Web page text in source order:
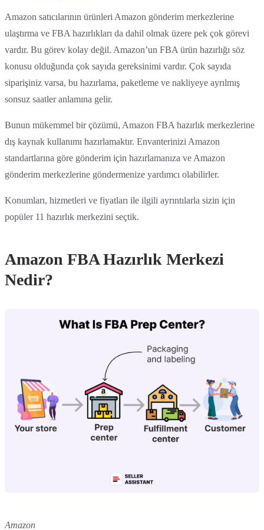
Amazon satıcılarının ürünleri Amazon gönderim merkezlerine
ulaştırma ve FBA hazırlıkları da dahil olmak üzere pek çok görevi
vardır. Bu görev kolay değil. Amazon’un FBA ürün hazırlığı söz
konusu olduğunda çok sayıda gereksinimi vardır. Çok sayıda
siparişiniz varsa, bu hazırlama, paketleme ve nakliyeye ayrılmış
sonsuz saatler anlamına gelir.
Bunun mükemmel bir çözümü, Amazon FBA hazırlık merkezlerine
dış kaynak kullanımı hazırlamaktır. Envanterinizi Amazon
standartlarına göre gönderim için hazırlamanıza ve Amazon
gönderim merkezlerine göndermenize yardımcı olabilirler.
Konumları, hizmetleri ve fiyatları ile ilgili ayrıntılarla sizin için
popüler 11 hazırlık merkezini seçtik.
Amazon FBA Hazırlık Merkezi
Nedir?
Amazon